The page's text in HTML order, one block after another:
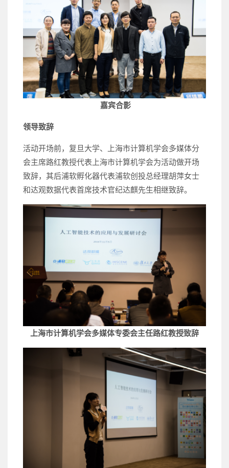
嘉宾合影
领导致辞
活动开场前，复旦大学、上海市计算机学会多媒体分
会主席路红教授代表上海市计算机学会为活动做开场
致辞，其后浦软孵化器代表浦软创投总经理胡萍女士
和达观数据代表首席技术官纪达麒先生相继致辞。
上海市计算机学会多媒体专委会主任路红教授致辞